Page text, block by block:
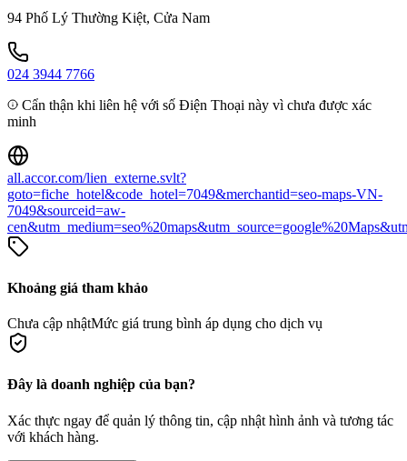
94 Phố Lý Thường Kiệt, Cửa Nam
024 3944 7766
Cẩn thận khi liên hệ với số Điện Thoại này vì chưa được xác
minh
all.accor.com/lien_externe.svlt?
goto=fiche_hotel&code_hotel=7049&merchantid=seo-maps-VN-
7049&sourceid=aw-
Khoảng giá tham khảo
Chưa cập nhậtMức giá trung bình áp dụng cho dịch vụ
Đây là doanh nghiệp của bạn?
Xác thực ngay để quản lý thông tin, cập nhật hình ảnh và tương tác
với khách hàng.